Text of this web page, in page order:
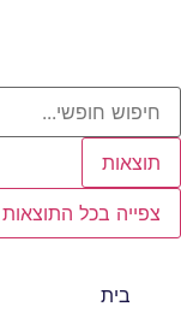
תוצאות
צפייה בכל התוצאות
בית